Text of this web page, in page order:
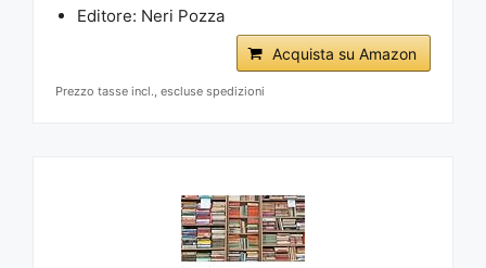
Editore: Neri Pozza
Acquista su Amazon
Prezzo tasse incl., escluse spedizioni